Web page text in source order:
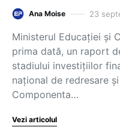
Ana Moise 23
Ministerul Educației și
prima dată, un raport
stadiului investițiilor
național de redresare
Componenta…
Vezi articolul